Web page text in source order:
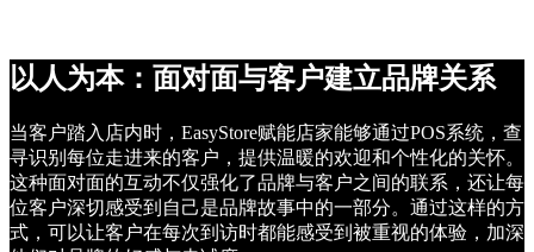
以人为本：面对面与客户建立品牌关系
当客户踏入店内时，EasyStore赋能店家能够通过POS系统，查
寻识别每位走进来的客户，提供温暖的欢迎和个性化的关怀。
这种面对面的互动不仅强化了品牌与客户之间的联系，还让每
位客户深切感受到自己是品牌故事中的一部分。通过这样的方
式，可以让客户在每次到访时都能感受到被重视的体验，加深